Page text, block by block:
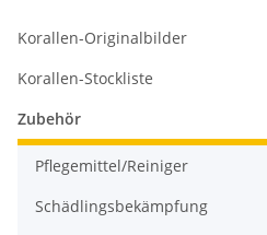
Korallen-Originalbilder
Korallen-Stockliste
Zubehör
Pflegemittel/Reiniger
Schädlingsbekämpfung